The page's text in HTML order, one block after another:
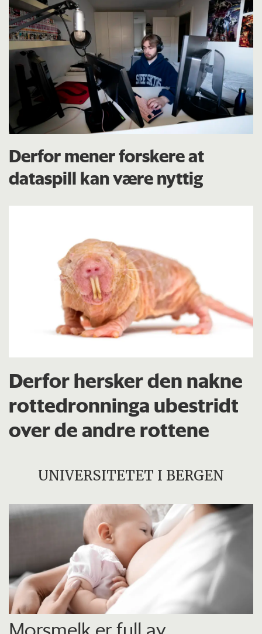
Derfor mener forskere at
dataspill kan være nyttig
Derfor hersker den nakne
rottedronninga ubestridt
over de andre rottene
UNIVERSITETET I BERGEN